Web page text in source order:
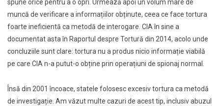
spune orice pentru a o opri. Urmează apoi un volum mare de
muncă de verificare a informațiilor obținute, ceea ce face tortura
foarte ineficientă ca metodă de interogare. CIA în sine a
documentat asta în Raportul despre Tortură din 2014, acolo unde
concluziile sunt clare: tortura nu a produs nicio informație viabilă
pe care CIA n-a putut-o obține prin operațiuni de spionaj normal.
Însă din 2001 încoace, statele folosesc excesiv tortura ca metodă
de investigație. Am văzut multe cazuri de acest tip, inclusiv abuzul